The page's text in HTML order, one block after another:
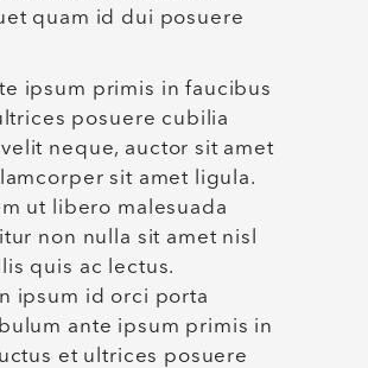
quam id dui posuere
ipsum primis in faucibus
posuere cubilia
neque, auctor sit amet
sit amet ligula.
ut libero malesuada
non nulla sit amet nisl
quis ac lectus.
ipsum id orci porta
ante ipsum primis in
et ultrices posuere